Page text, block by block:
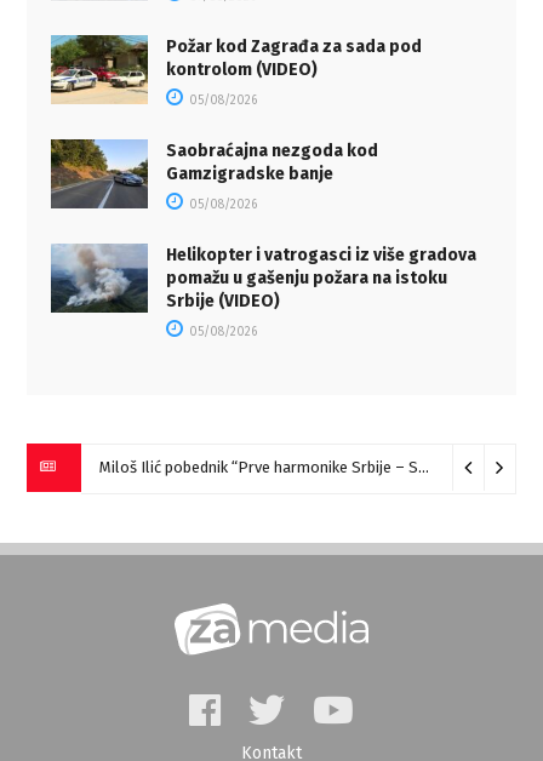
Požar kod Zagrađa za sada pod
kontrolom (VIDEO)
05/08/2026
Saobraćajna nezgoda kod
Gamzigradske banje
05/08/2026
Helikopter i vatrogasci iz više gradova
pomažu u gašenju požara na istoku
Srbije (VIDEO)
05/08/2026
Miloš Ilić pobednik “Prve harmonike Srbije – Sokobanja” (VIDEO)
Kontakt